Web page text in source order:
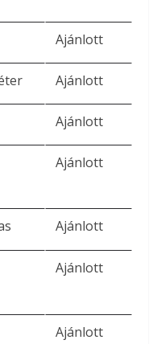
Ajánlott
Ajánlott
Ajánlott
Ajánlott
Ajánlott
Ajánlott
Ajánlott